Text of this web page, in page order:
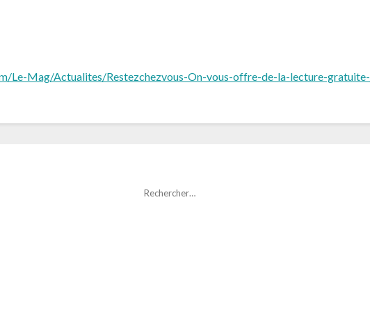
Le-Mag/Actualites/Restezchezvous-On-vous-offre-de-la-lecture-gratuite-